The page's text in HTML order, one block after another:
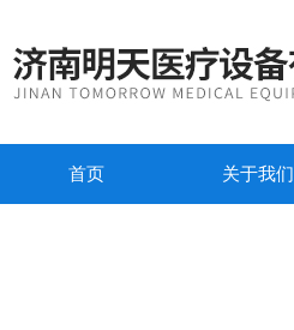
首页 关于我们